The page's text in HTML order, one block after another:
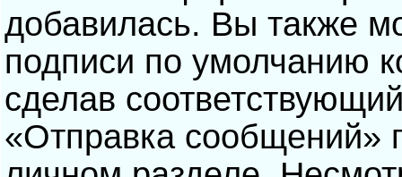
добавилась. Вы также
подписи по умолчанию
сделав
«Отправка сообщений»